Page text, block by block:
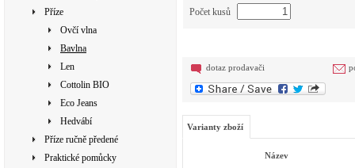
Příze
Ovčí vlna
Bavlna
Len
Cottolin BIO
Eco Jeans
Hedvábí
Příze ručně předené
Praktické pomůcky
Počet kusů
dotaz prodavači
Varianty zboží
Název